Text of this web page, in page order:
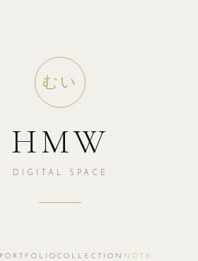
むい
HMW
DIGITAL SPACE
PORTFOLIO COLLECTION NOTE